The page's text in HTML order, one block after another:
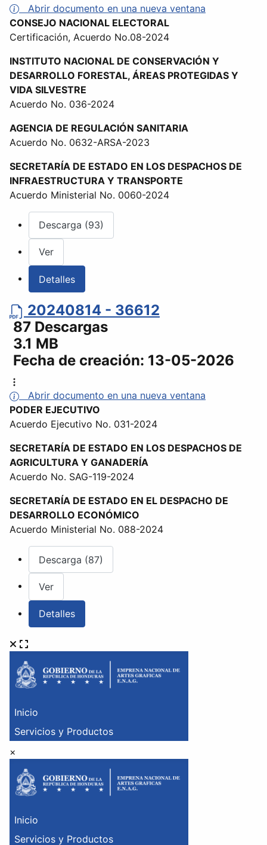
Abrir documento en una nueva ventana
CONSEJO NACIONAL ELECTORAL
Certificación, Acuerdo No.08-2024
INSTITUTO NACIONAL DE CONSERVACIÓN Y
DESARROLLO FORESTAL, ÁREAS PROTEGIDAS Y
VIDA SILVESTRE
Acuerdo No. 036-2024
AGENCIA DE REGULACIÓN SANITARIA
Acuerdo No. 0632-ARSA-2023
SECRETARÍA DE ESTADO EN LOS DESPACHOS DE
INFRAESTRUCTURA Y TRANSPORTE
Acuerdo Ministerial No. 0060-2024
Descarga (93)
Ver
Detalles
20240814 - 36612
87 Descargas
3.1 MB
Fecha de creación: 13-05-2026
Abrir documento en una nueva ventana
PODER EJECUTIVO
Acuerdo Ejecutivo No. 031-2024
SECRETARÍA DE ESTADO EN LOS DESPACHOS DE
AGRICULTURA Y GANADERÍA
Acuerdo No. SAG-119-2024
SECRETARÍA DE ESTADO EN EL DESPACHO DE
DESARROLLO ECONÓMICO
Acuerdo Ministerial No. 088-2024
Descarga (87)
Ver
Detalles
×